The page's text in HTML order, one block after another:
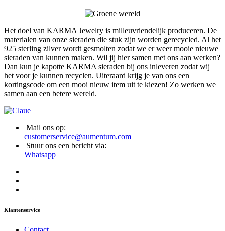
Het doel van KARMA Jewelry is milleuvriendelijk produceren. De
materialen van onze sieraden die stuk zijn worden gerecycled. Al het
925 sterling zilver wordt gesmolten zodat we er weer mooie nieuwe
sieraden van kunnen maken. Wil jij hier samen met ons aan werken?
Dan kun je kapotte KARMA sieraden bij ons inleveren zodat wij
het voor je kunnen recyclen. Uiteraard krijg je van ons een
kortingscode om een mooi nieuw item uit te kiezen! Zo werken we
samen aan een betere wereld.
Mail ons op:
customerservice@aumentum.com
Stuur ons een bericht via:
Whatsapp
Klantenservice